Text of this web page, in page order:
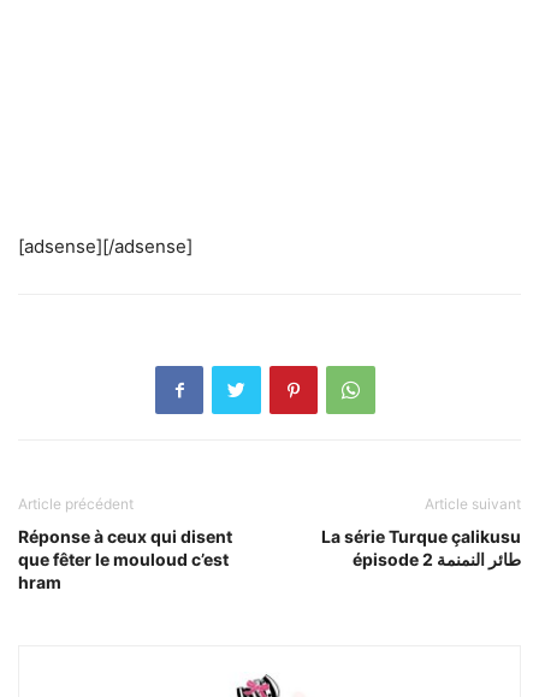
[adsense][/adsense]
Article précédent
Réponse à ceux qui disent
que fêter le mouloud c’est
hram
Article suivant
La série Turque çalikusu
épisode 2 طائر النمنمة